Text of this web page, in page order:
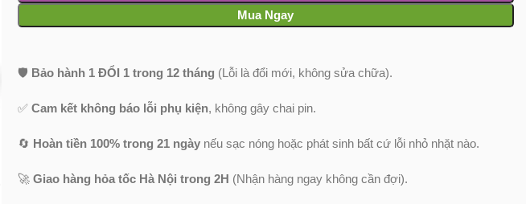
Mua Ngay
🛡️ Bảo hành 1 ĐỔI 1 trong 12 tháng (Lỗi là đổi mới, không sửa chữa).
✅ Cam kết không báo lỗi phụ kiện, không gây chai pin.
🔄 Hoàn tiền 100% trong 21 ngày nếu sạc nóng hoặc phát sinh bất cứ lỗi nhỏ nhặt nào.
🚀 Giao hàng hỏa tốc Hà Nội trong 2H (Nhận hàng ngay không cần đợi).